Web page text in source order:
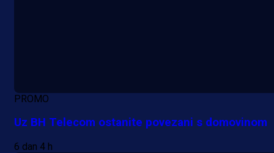
PROMO
Uz BH Telecom ostanite povezani s domovinom
6 dan 4 h